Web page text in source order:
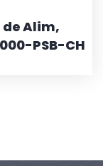
de Alim,
PSB-CH